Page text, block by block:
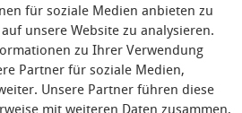
für soziale Medien anbieten zu
unsere Website zu analysieren.
zu Ihrer Verwendung
Partner für soziale Medien,
Unsere Partner führen diese
mit weiteren Daten zusammen,
Datenschutz